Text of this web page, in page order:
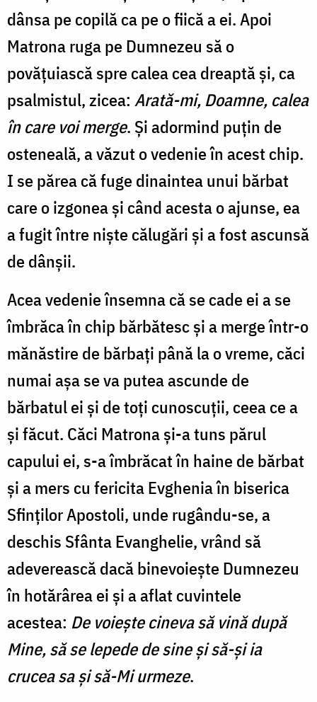
dânsa pe copilă ca pe o fiică a ei. Apoi
Matrona ruga pe Dumnezeu să o
povățuiască spre calea cea dreaptă și, ca
psalmistul, zicea: Arată-mi, Doamne, calea
în care voi merge. Și adormind puțin de
osteneală, a văzut o vedenie în acest chip.
I se părea că fuge dinaintea unui bărbat
care o izgonea și când acesta o ajunse, ea
a fugit între niște călugări și a fost ascunsă
de dânșii.
Acea vedenie însemna că se cade ei a se
îmbrăca în chip bărbătesc și a merge într-o
mănăstire de bărbați până la o vreme, căci
numai așa se va putea ascunde de
bărbatul ei și de toți cunoscuții, ceea ce a
și făcut. Căci Matrona și-a tuns părul
capului ei, s-a îmbrăcat în haine de bărbat
și a mers cu fericita Evghenia în biserica
Sfinților Apostoli, unde rugându-se, a
deschis Sfânta Evanghelie, vrând să
adeverească dacă binevoiește Dumnezeu
în hotărârea ei și a aflat cuvintele
acestea: De voiește cineva să vină după
Mine, să se lepede de sine și să-și ia
crucea sa și să-Mi urmeze.